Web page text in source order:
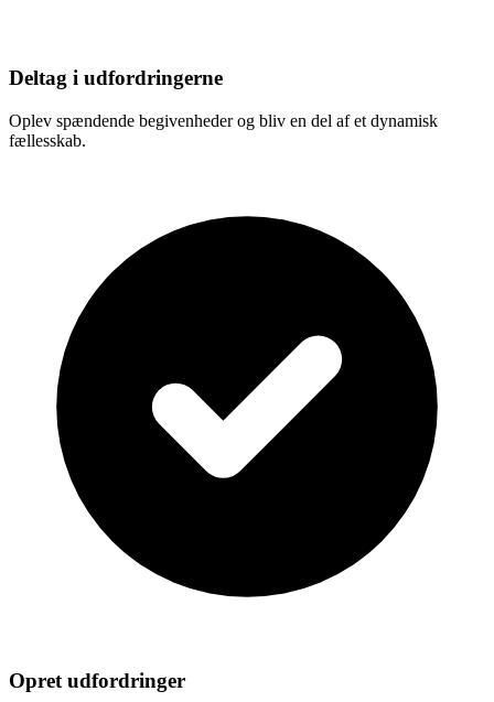
Deltag i udfordringerne
Oplev spændende begivenheder og bliv en del af et dynamisk
fællesskab.
Opret udfordringer